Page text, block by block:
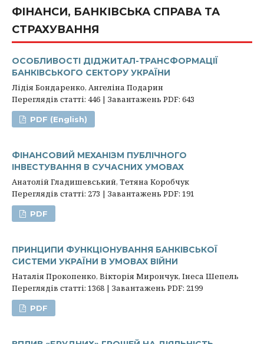
ФІНАНСИ, БАНКІВСЬКА СПРАВА ТА
СТРАХУВАННЯ
ОСОБЛИВОСТІ ДІДЖИТАЛ-ТРАНСФОРМАЦІЇ
БАНКІВСЬКОГО СЕКТОРУ УКРАЇНИ
Лідія Бондаренко, Ангеліна Подарин
Переглядів статті: 446 | Завантажень PDF: 643
PDF (English)
ФІНАНСОВИЙ МЕХАНІЗМ ПУБЛІЧНОГО
ІНВЕСТУВАННЯ В СУЧАСНИХ УМОВАХ
Анатолій Гладишевський, Тетяна Коробчук
Переглядів статті: 273 | Завантажень PDF: 191
PDF
ПРИНЦИПИ ФУНКЦІОНУВАННЯ БАНКІВСЬКОЇ
СИСТЕМИ УКРАЇНИ В УМОВАХ ВІЙНИ
Наталія Прокопенко, Вікторія Мирончук, Інеса Шепель
Переглядів статті: 1368 | Завантажень PDF: 2199
PDF